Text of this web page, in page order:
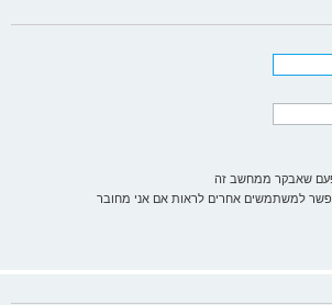
פעם שאבקר ממחשב זה
למשתמשים אחרים לראות אם אני מחובר